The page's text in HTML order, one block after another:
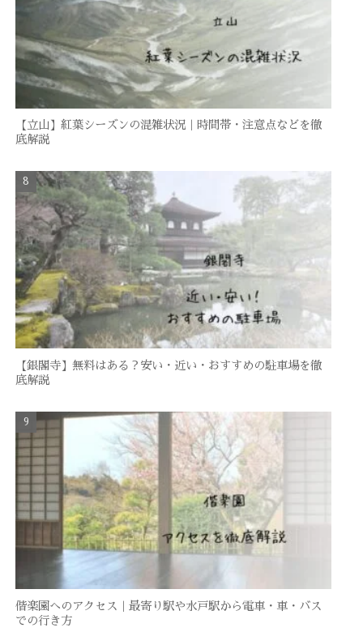
【立山】紅葉シーズンの混雑状況｜時間帯・注意点などを徹
底解説
【銀閣寺】無料はある？安い・近い・おすすめの駐車場を徹
底解説
偕楽園へのアクセス｜最寄り駅や水戸駅から電車・車・バス
での行き方